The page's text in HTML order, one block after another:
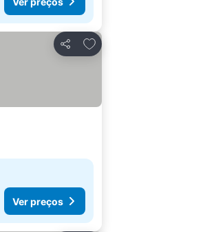
Partilhar
Adicionar aos favoritos
Ver preços